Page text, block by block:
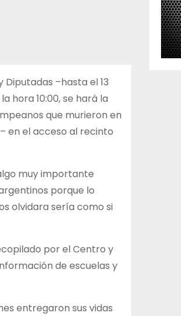
–hasta el 13
hora 10:00, se hará la
que murieron en
en el acceso al recinto
muy importante
porque lo
olvidara sería como si
por el Centro y
de escuelas y
entregaron sus vidas